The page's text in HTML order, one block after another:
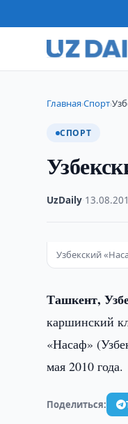
Главная›Спорт›
СПОРТ
UzDaily
Узбекский
Ташкент,
каршинский
«Насаф»
мая 2010 года.
Поделиться: